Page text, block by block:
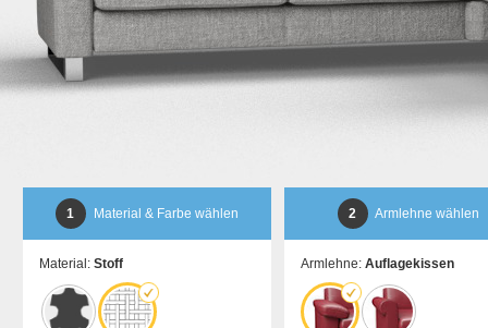
1 Material & Farbe wählen
Material: Stoff
2 Armlehne wählen
Armlehne: Auflagekissen